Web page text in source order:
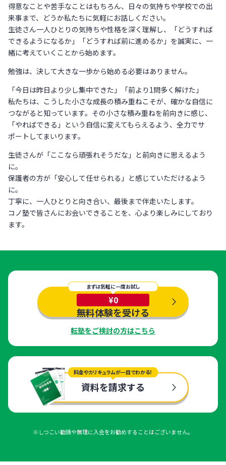
得意なことや苦手なことはもちろん、日々の気持ちや学校での出
来事まで、どうか私たちに気軽にお話しください。
生徒さん一人ひとりの気持ちや性格を深く理解し、「どうすれば
できるようになるか」「どうすれば前に進めるか」を誠実に、一
緒に考えていくことから始めます。
勉強は、決して大きな一歩から始める必要はありません。
「今日は昨日より少し集中できた」「前より1問多く解けた」
――私たちは、こうした小さな成長の積み重ねこそが、確かな自信に
つながると知っています。その小さな積み重ねを前向きに感じ、
「やればできる」という自信に変えてもらえるよう、全力でサ
ポートしてまいります。
生徒さんが「ここなら頑張れそうだな」と前向きに思えるよう
に。
保護者の方が「安心して任せられる」と感じていただけるよう
に。
丁寧に、一人ひとりと向き合い、最後まで伴走いたします。
コノ塾で皆さんにお会いできることを、心より楽しみにしており
ます。
まずは気軽に一度お試し
¥0
無料体験を受ける
転塾をご検討の方はこちら
料金やカリキュラムが一目でわかる！
資料を請求する
※しつこい勧誘や無理に入会をお勧めすることはございません。